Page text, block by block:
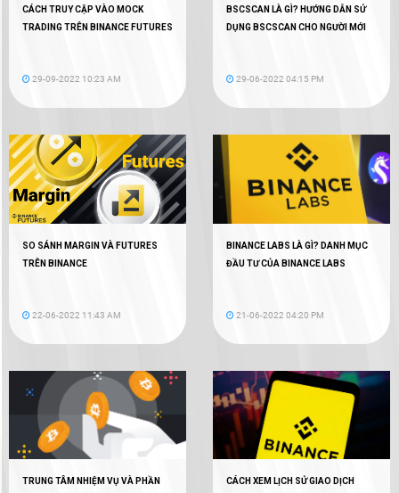
CÁCH TRUY CẬP VÀO MOCK
TRADING TRÊN BINANCE FUTURES
29-09-2022 10:23 AM
BSCSCAN LÀ GÌ? HƯỚNG DẪN SỬ
DỤNG BSCSCAN CHO NGƯỜI MỚI
29-06-2022 04:15 PM
SO SÁNH MARGIN VÀ FUTURES
TRÊN BINANCE
22-06-2022 11:43 AM
BINANCE LABS LÀ GÌ? DANH MỤC
ĐẦU TƯ CỦA BINANCE LABS
21-06-2022 04:20 PM
TRUNG TÂM NHIỆM VỤ VÀ PHẦN
CÁCH XEM LỊCH SỬ GIAO DỊCH